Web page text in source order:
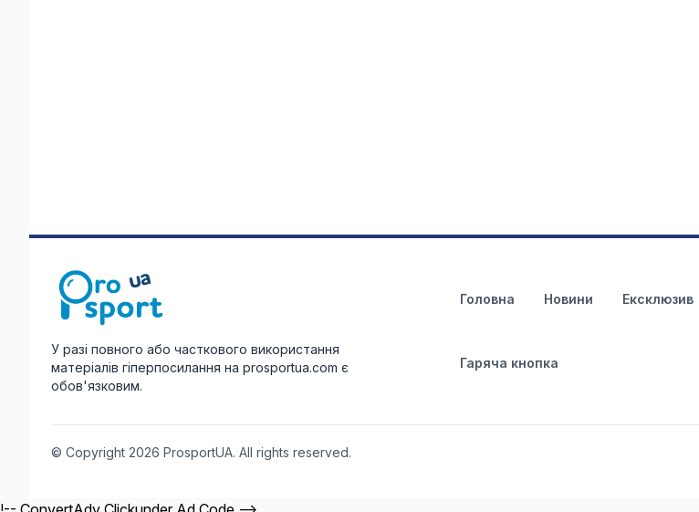
У разі повного або часткового використання
матеріалів гіперпосилання на prosportua.com є
обов'язковим.
Головна Новини Ексклюзив
Гаряча кнопка
© Copyright 2026 ProsportUA. All rights reserved.